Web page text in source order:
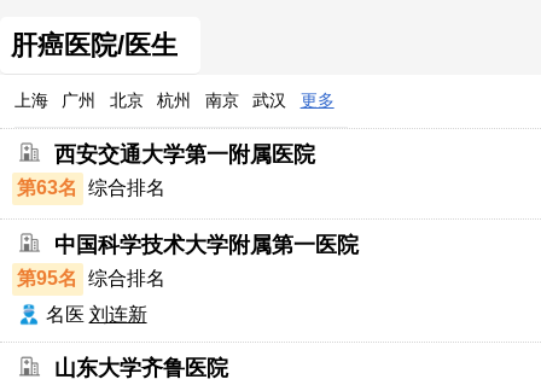
肝癌医院/医生
上海 广州 北京 杭州 南京 武汉 更多
西安交通大学第一附属医院
第63名 综合排名
中国科学技术大学附属第一医院
第95名
综合排名
名医 刘连新
山东大学齐鲁医院